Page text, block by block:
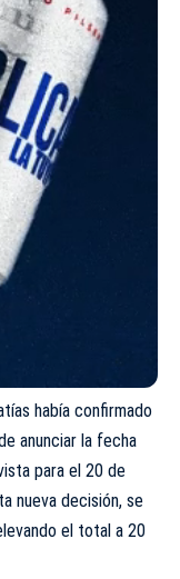
había confirmado
anunciar la fecha
para el 20 de
nueva decisión, se
el total a 20